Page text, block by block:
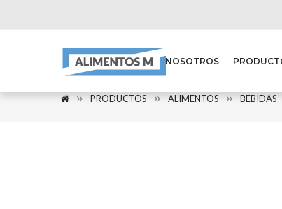
NOSOTROS
PRODUCTOS ALIMENTOS BEBIDAS